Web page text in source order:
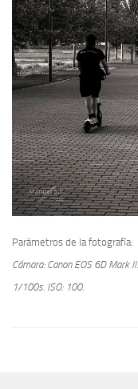
Parámetros de la fotografía:
Cámara: Canon EOS 6D Mark II.
1/100s. ISO: 100.